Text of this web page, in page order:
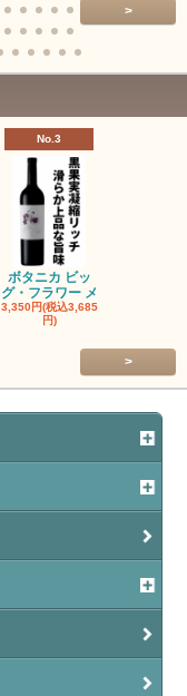
>
No.3
ボタニカ ビッ
グ・フラワー メ
3,350円(税込3,685
円)
>